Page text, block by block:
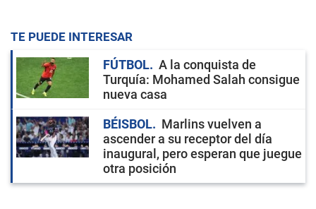
TE PUEDE INTERESAR
FÚTBOL
A la conquista de
Turquía: Mohamed Salah consigue
nueva casa
BÉISBOL
Marlins vuelven a
ascender a su receptor del día
inaugural, pero esperan que juegue
otra posición